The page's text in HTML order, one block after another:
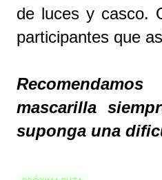
de luces y casco.
participantes que
mascarilla
suponga una